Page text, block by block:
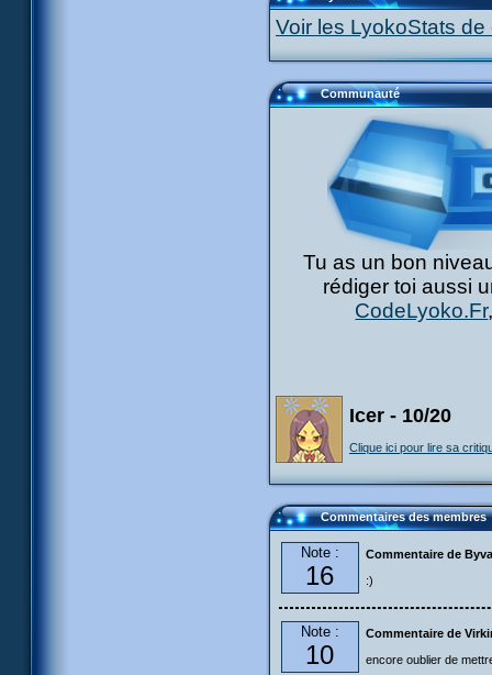
Voir les LyokoStats
Communauté
Tu as un bon
rédiger toi aussi
CodeLyoko.Fr
Icer - 10/20
Clique ici pour lire sa
Commentaires des membres
Note :
16
Commentaire de
:)
Note :
10
Commentaire de
encore oublier de